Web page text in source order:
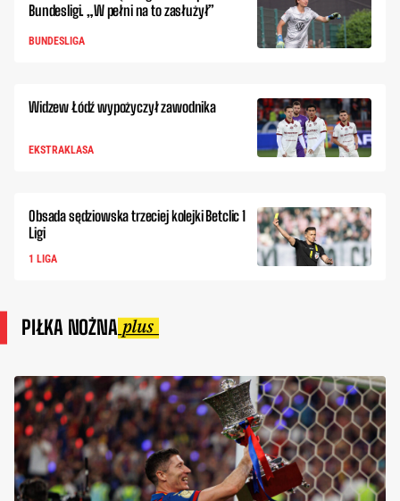
Bundesligi. „W pełni na to zasłużył”
BUNDESLIGA
Widzew Łódź wypożyczył zawodnika
EKSTRAKLASA
Obsada sędziowska trzeciej kolejki Betclic 1
Ligi
1 LIGA
PIŁKA NOŻNA